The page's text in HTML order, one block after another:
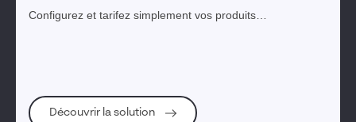
fabrication de vos produits complexes.
Configurez et tarifez simplement vos produits
Découvrir la solution